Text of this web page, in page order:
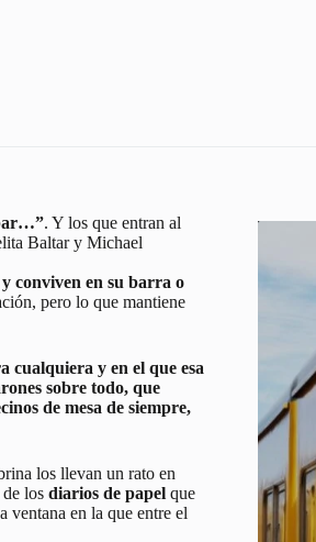
. Y los que entran al
Baltar y Michael
conviven en su barra o
pero lo que mantiene
cualquiera y en el que esa
sobre todo, que
de mesa de siempre,
los llevan un rato en
los diarios de papel que
ventana en la que entre el